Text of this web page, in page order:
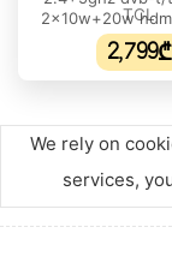
Chromecast:
ინტერნეტ
ᲖᲝᲛᲔᲑᲘ
ზომები
949 x 1658 x
2x10w+20wTCL
2,799₾
We rely on
services,